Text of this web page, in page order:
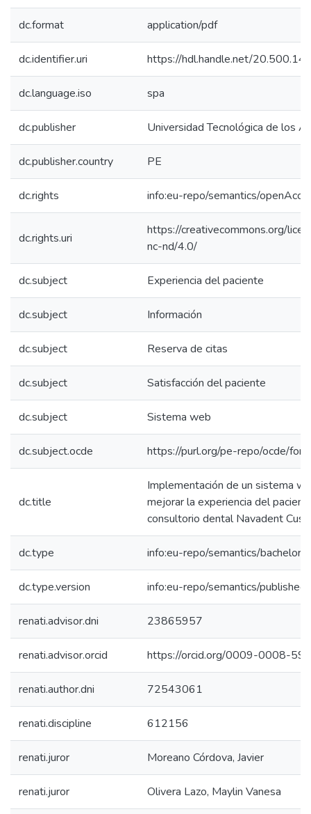
dc.format application/pdf
dc.identifier.uri https://hdl.handle.net/
dc.language.iso spa
dc.publisher Universidad Tecnológica de los
dc.publisher.country PE
dc.rights info:eu-repo/semantics/
dc.rights.uri
https://creativecommons.org/
nc-nd/4.0/
dc.subject Experiencia del paciente
dc.subject Información
dc.subject Reserva de citas
dc.subject Satisfacción del paciente
dc.subject Sistema web
dc.subject.ocde https://purl.org/pe-repo/ocde/
dc.title
Implementación de un sistema
mejorar la experiencia del
consultorio dental Navadent
dc.type info:eu-repo/semantics/
dc.type.version info:eu-repo/semantics/
renati.advisor.dni 23865957
renati.advisor.orcid https://orcid.org/0009-0008-
renati.author.dni 72543061
renati.discipline 612156
renati.juror Moreano Córdova, Javier
renati.juror Olivera Lazo, Maylin Vanesa